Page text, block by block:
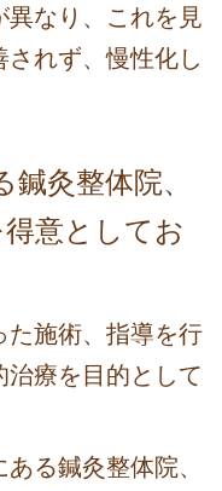
異なり、これを見
れず、慢性化し
灸整体院、
意としてお
た施術、指導を行
療を目的として
る鍼灸整体院、